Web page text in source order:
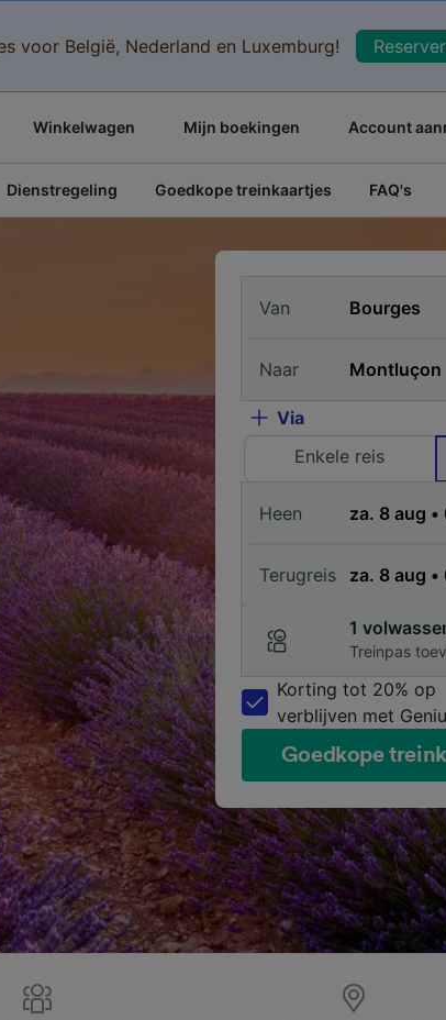
voor België, Nederland en Luxemburg!
Winkelwagen Mijn boekingen Account
Dienstregeling Goedkope treinkaartjes FAQ's
Van
Naar
Via
Enkele reis
Heen
Terugreis
1
Treinpas
Korting tot 20% op
verblijven met
Goedkope